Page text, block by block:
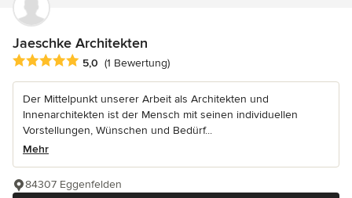
Jaeschke Architekten
Durchschnittliche Bewertung: 5 von 5 Sternen
5,0 (1 Bewertung)
Der Mittelpunkt unserer Arbeit als Architekten und
Innenarchitekten ist der Mensch mit seinen individuellen
Vorstellungen, Wünschen und Bedürf...
Mehr
84307 Eggenfelden